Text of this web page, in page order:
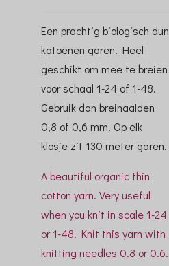
Een prachtig biologisch dun
katoenen garen. Heel
geschikt om mee te breien
voor schaal 1-24 of 1-48.
Gebruik dan breinaalden
0,8 of 0,6 mm. Op elk
klosje zit 130 meter garen.
A beautiful organic thin
cotton yarn. Very useful
when you knit in scale 1-24
or 1-48. Knit this yarn with
knitting needles 0.8 or 0.6.